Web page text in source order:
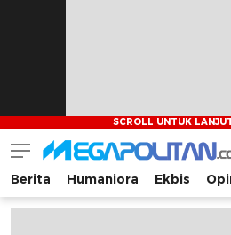
Megapolitan.co
Menyajikan berita-berita
Berita Humaniora Ekbis